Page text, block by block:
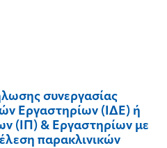
συνεργασίας
Εργαστηρίων (ΙΔΕ) ή
(ΙΠ) & Εργαστηρίων με
παρακλινικών